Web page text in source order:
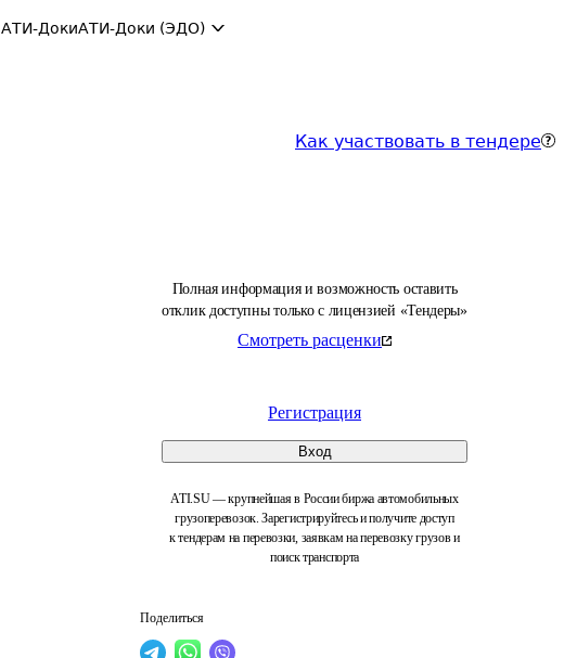
АТИ-ДокиАТИ-Доки (ЭДО)
Как участвовать в тендере
Полная информация и возможность оставить
отклик доступны только с лицензией «Тендеры»
Смотреть расценки
Регистрация
Вход
ATI.SU — крупнейшая в России биржа автомобильных
грузоперевозок. Зарегистрируйтесь и получите доступ
к тендерам на перевозки, заявкам на перевозку грузов и
поиск транспорта
Поделиться